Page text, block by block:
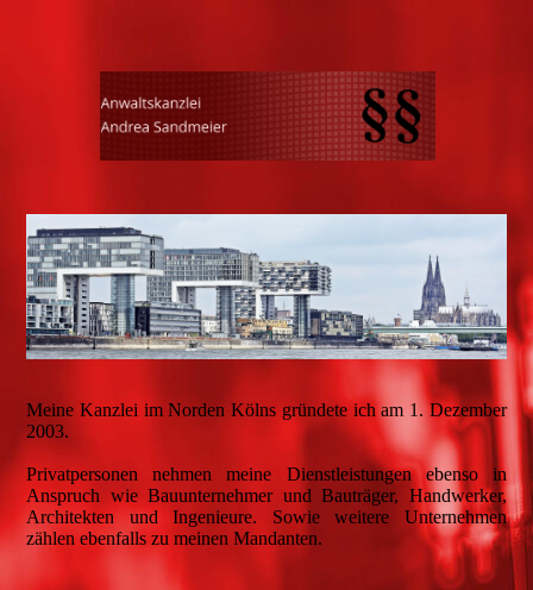
Meine Kanzlei im Norden Kölns gründete ich am 1. Dezember
2003.
Privatpersonen nehmen meine Dienstleistungen ebenso in
Anspruch wie Bauunternehmer und Bauträger, Handwerker,
Architekten und Ingenieure. Sowie weitere Unternehmen
zählen ebenfalls zu meinen Mandanten.